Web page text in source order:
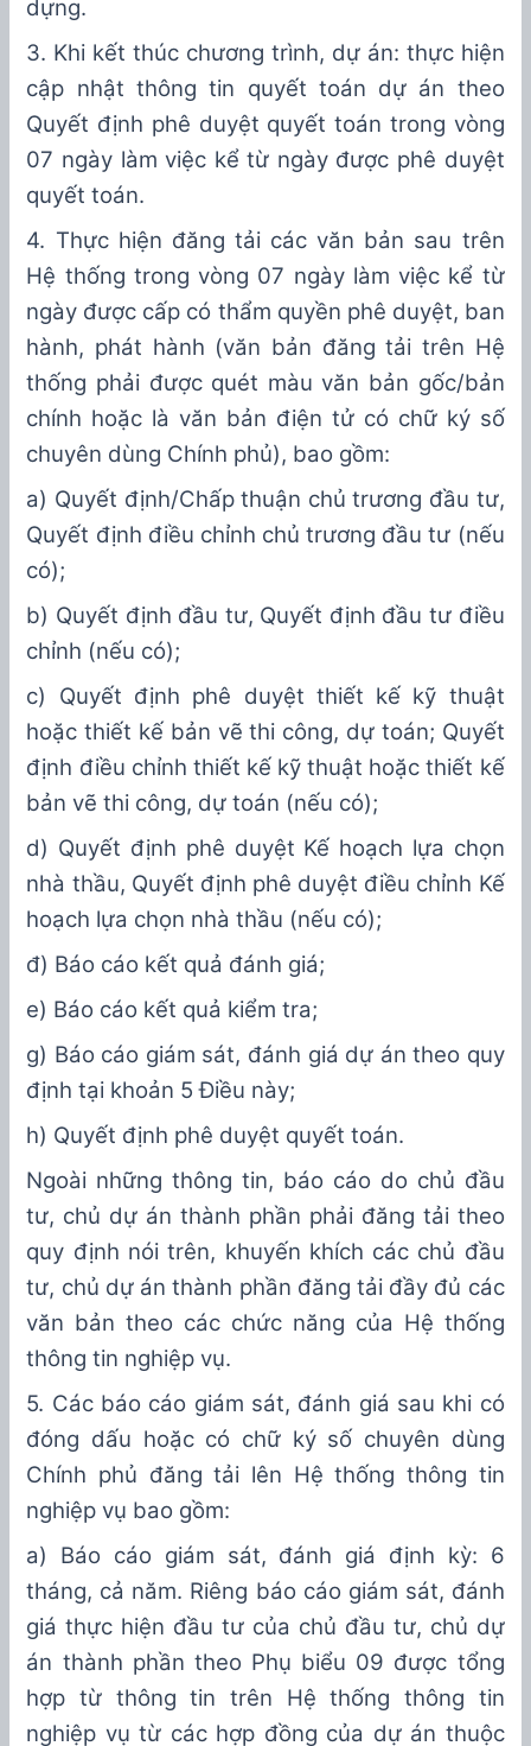
dựng.
3. Khi kết thúc chương trình, dự án: thực hiện
cập nhật thông tin quyết toán dự án theo
Quyết định phê duyệt quyết toán trong vòng
07 ngày làm việc kể từ ngày được phê duyệt
quyết toán.
4. Thực hiện đăng tải các văn bản sau trên
Hệ thống trong vòng 07 ngày làm việc kể từ
ngày được cấp có thẩm quyền phê duyệt, ban
hành, phát hành (văn bản đăng tải trên Hệ
thống phải được quét màu văn bản gốc/bản
chính hoặc là văn bản điện tử có chữ ký số
chuyên dùng Chính phủ), bao gồm:
a) Quyết định/Chấp thuận chủtrương đầu tư,
Quyết định điều chỉnh chủtrương đầu tư (nếu
có);
b) Quyết định đầu tư, Quyết định đầu tư điều
chỉnh (nếu có);
c) Quyết định phê duyệt thiết kế kỹ thuật
hoặc thiết kế bản vẽ thi công, dự toán; Quyết
định điều chỉnh thiết kế kỹ thuật hoặc thiết kế
bản vẽ thi công, dự toán (nếu có);
d) Quyết định phê duyệt Kế hoạch lựa chọn
nhà thầu, Quyết định phê duyệt điều chỉnh Kế
hoạch lựa chọn nhà thầu (nếu có);
đ) Báo cáo kết quả đánh giá;
e) Báo cáo kết quả kiểm tra;
g) Báo cáo giám sát, đánh giá dự án theo quy
định tại khoản 5 Điều này;
h) Quyết định phê duyệt quyết toán.
Ngoài những thông tin, báo cáo do chủ đầu
tư, chủ dự án thành phần phải đăng tảitheo
quy định nói trên, khuyến khích các chủ đầu
tư, chủ dự án thành phần đăng tảiđầy đủ các
văn bản theo các chức năng của Hệ thống
thông tin nghiệp vụ.
5. Các báo cáo giám sát, đánh giá sau khi có
đóng dấu hoặc có chữ ký số chuyên dùng
Chính phủ đăng tải lên Hệ thống thông tin
nghiệp vụ bao gồm:
a) Báo cáo giám sát, đánh giá định kỳ: 6
tháng, cả năm. Riêng báo cáo giám sát, đánh
giá thực hiện đầu tư của chủ đầu tư, chủ dự
án thành phần theo Phụ biểu 09 được tổng
hợp từ thông tin trên Hệ thống thông tin
nghiệp vụ từ các hợp đồng của dự án thuộc